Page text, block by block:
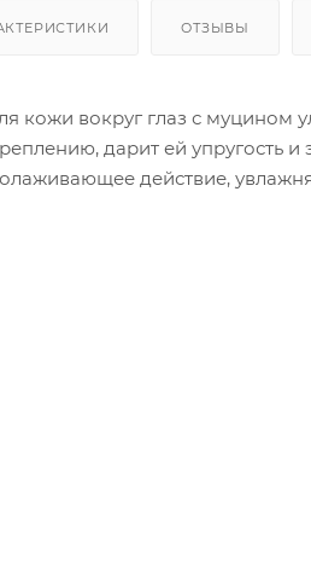
ОТЗЫВЫ
кожи вокруг глаз с муцином
дарит ей упругость и
действие,